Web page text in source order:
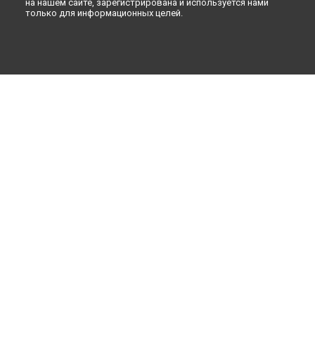
на нашем сайте, зарегистрирована и используется нами
только для информационных целей.